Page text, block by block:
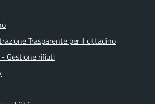
Trasparente per il cittadino
Gestione rifiuti